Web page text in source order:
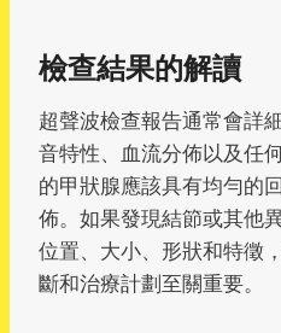
檢查結果的解讀
超聲波檢查報告通常會詳
音特性、血流分佈以及任
的甲狀腺應該具有均勻的
佈。如果發現結節或其他
位置、大小、形狀和特徵
斷和治療計劃至關重要。